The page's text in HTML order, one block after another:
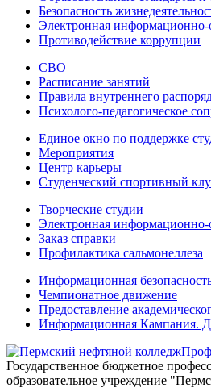
Безопасность
Электронная информационно-
Противодействие коррупции
СВО
Расписание занятий
Правила внутреннего
Психолого-педагогическое
Единое окно по поддержке
Мероприятия
Центр карьеры
Студенческий спортивный
Творческие студии
Электронная информационно-
Заказ справки
Профилактика сальмонеллеза
Информационная
Чемпионатное движение
Предоставление
Информационная Кампания.
Государственное бюджетное
образовательное учреждение